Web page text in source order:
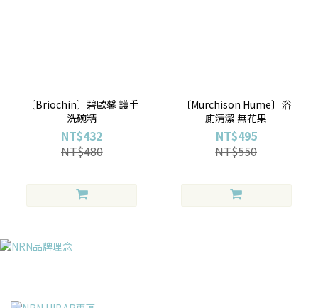
〔Briochin〕碧歐馨 護手
洗碗精
NT$432
NT$480
〔Murchison Hume〕浴
廁清潔 無花果
NT$495
NT$550